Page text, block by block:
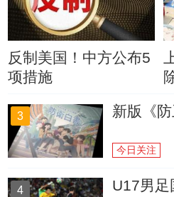
反制美国！中方公布5
项措施
3 新版《
今日关注
4 U17男足